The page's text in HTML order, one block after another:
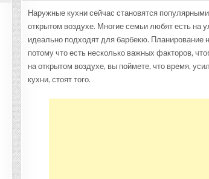
Наружные кухни сейчас становятся
открытом воздухе. Многие семьи любят есть на
идеально подходят для барбекю.
потому что есть несколько важных факторов,
на открытом воздухе, вы поймете, что время,
кухни, стоят того.